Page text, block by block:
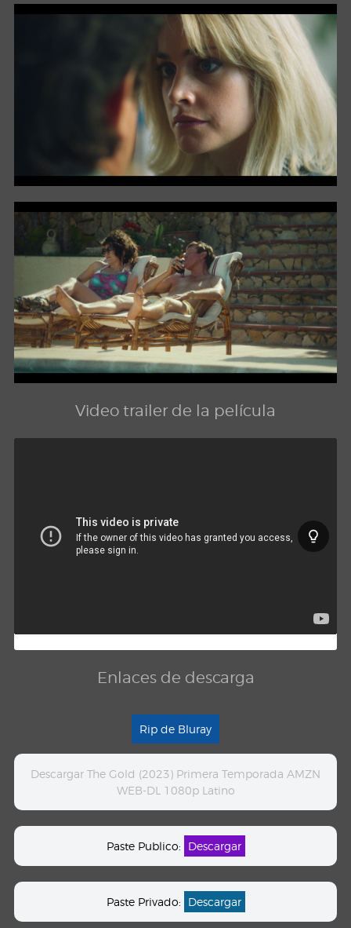
Video trailer de la película
Enlaces de descarga
Rip de Bluray
Descargar The Gold (2023) Primera Temporada AMZN
WEB-DL 1080p Latino
Paste Publico: Descargar
Paste Privado: Descargar